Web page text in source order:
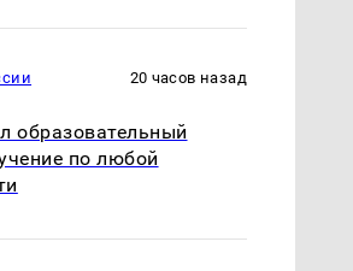
20 часов назад
образовательный
по любой